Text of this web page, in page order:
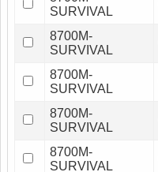
SURVIVAL
8700M-
SURVIVAL
8700M-
SURVIVAL
8700M-
SURVIVAL
8700M-
SURVIVAL